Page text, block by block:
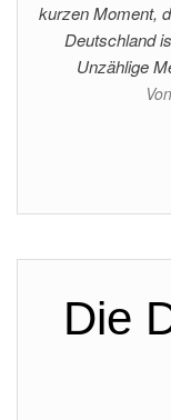
kurzen Moment,
Deutschland
Unzählige
Von
Die